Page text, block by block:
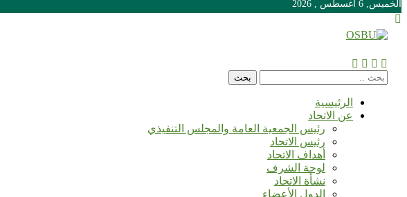
الخميس, 6 أغسطس , 2026
بحث
الرئيسية
عن الاتحاد
رئيس الجمعية العامة والمجلس التنفيذي
رئيس الاتحاد
أهداف الاتحاد
لوحة الشرف
نشأة الاتحاد
الدول الأعضاء